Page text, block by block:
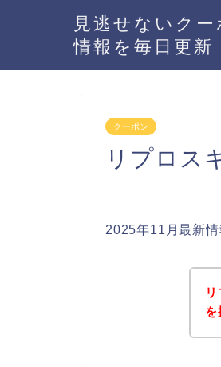
見逃せないクー
情報を毎日更新
クーポン
リプロス
2025年11月最新情
を